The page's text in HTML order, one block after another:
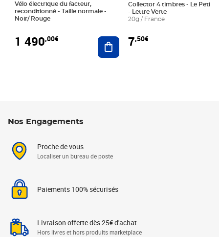
Vélo électrique du facteur,
reconditionné - Taille normale -
Noir/ Rouge
1 490,00€ Ajouter au panier
Collector 4 timbres - Le Petit
- Lettre Verte
20g / France
7,50€
Nos Engagements
Proche de vous
Localiser un bureau de poste
Paiements 100% sécurisés
Livraison offerte dès 25€ d'achat
Hors livres et hors produits marketplace